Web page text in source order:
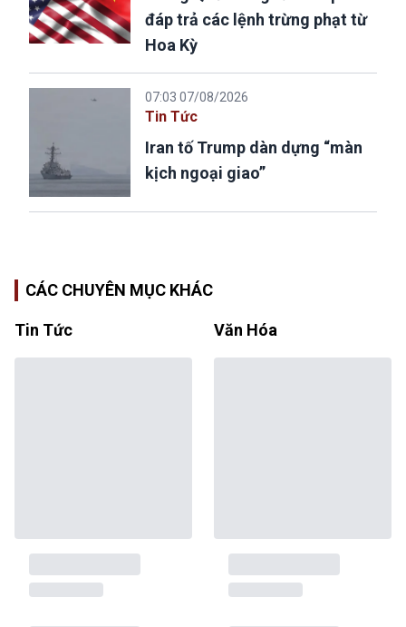
đáp trả các lệnh trừng phạt từ
Hoa Kỳ
07:03 07/08/2026
Tin Tức
Iran tố Trump dàn dựng “màn
kịch ngoại giao”
CÁC CHUYÊN MỤC KHÁC
Tin Tức Văn Hóa